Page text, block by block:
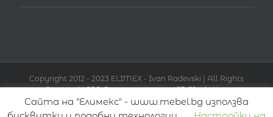
Copyright 2012 - 2023 ELIMEX - Ivan Radevski | All Rights
Reserved |SEO Оптимизация от SR Marketing
Сайта на "Елимекс" - www.mebel.bg използва